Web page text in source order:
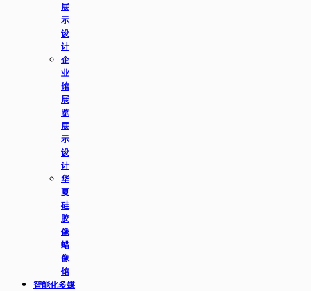
展
示
设
计
企
业
馆
展
览
展
示
设
计
华
夏
硅
胶
像
蜡
像
馆
智能化多媒